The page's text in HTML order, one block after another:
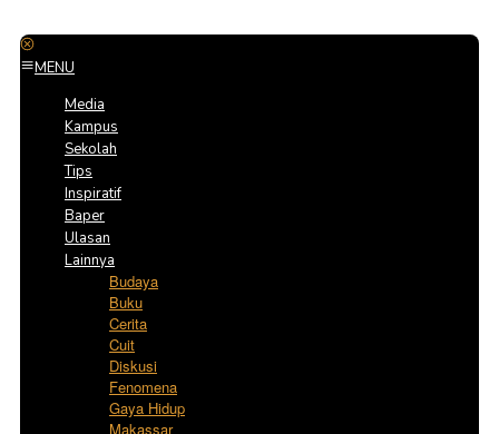
MENU
Media
Kampus
Sekolah
Tips
Inspiratif
Baper
Ulasan
Lainnya
Budaya
Buku
Cerita
Cuit
Diskusi
Fenomena
Gaya Hidup
Makassar